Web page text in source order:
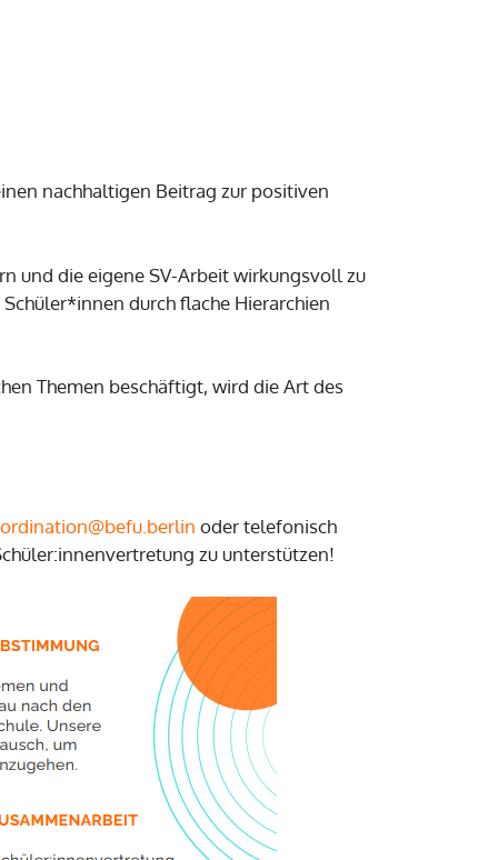
nachhaltigen Beitrag zur positiven
und die eigene SV-Arbeit wirkungsvoll zu
durch flache Hierarchien
Themen beschäftigt, wird die Art des
oder telefonisch
zu unterstützen!